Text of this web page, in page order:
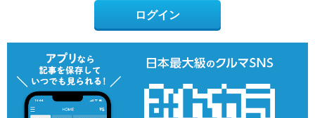
ログイン